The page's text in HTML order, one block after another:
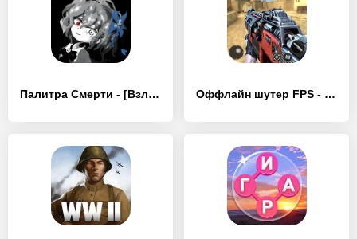
Палитра Смерти - [Взлом/МОД Меню] Оффлайн шутер FPS - [Взлом/МОД Все открыто]